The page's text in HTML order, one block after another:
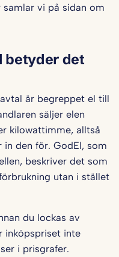
vi på sidan om
betyder det
är begreppet el till
säljer elen
kilowattimme, alltså
den för. GodEl, som
beskriver det som
utan i stället
du lockas av
inköpspriset inte
i prisgrafer.